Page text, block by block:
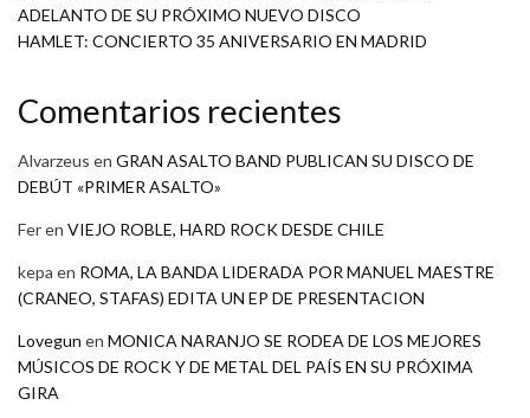
ADELANTO DE SU PRÓXIMO NUEVO DISCO
HAMLET: CONCIERTO 35 ANIVERSARIO EN MADRID
Comentarios recientes
Alvarzeus en GRAN ASALTO BAND PUBLICAN SU DISCO DE
DEBÚT «PRIMER ASALTO»
Feren VIEJO ROBLE, HARD ROCK DESDE CHILE
kepa en ROMA, LA BANDA LIDERADA POR MANUEL MAESTRE
(CRANEO, STAFAS) EDITA UN EP DE PRESENTACION
Lovegun en MONICA NARANJO SE RODEA DE LOS MEJORES
MÚSICOS DE ROCK Y DE METAL DEL PAÍS EN SU PRÓXIMA
GIRA